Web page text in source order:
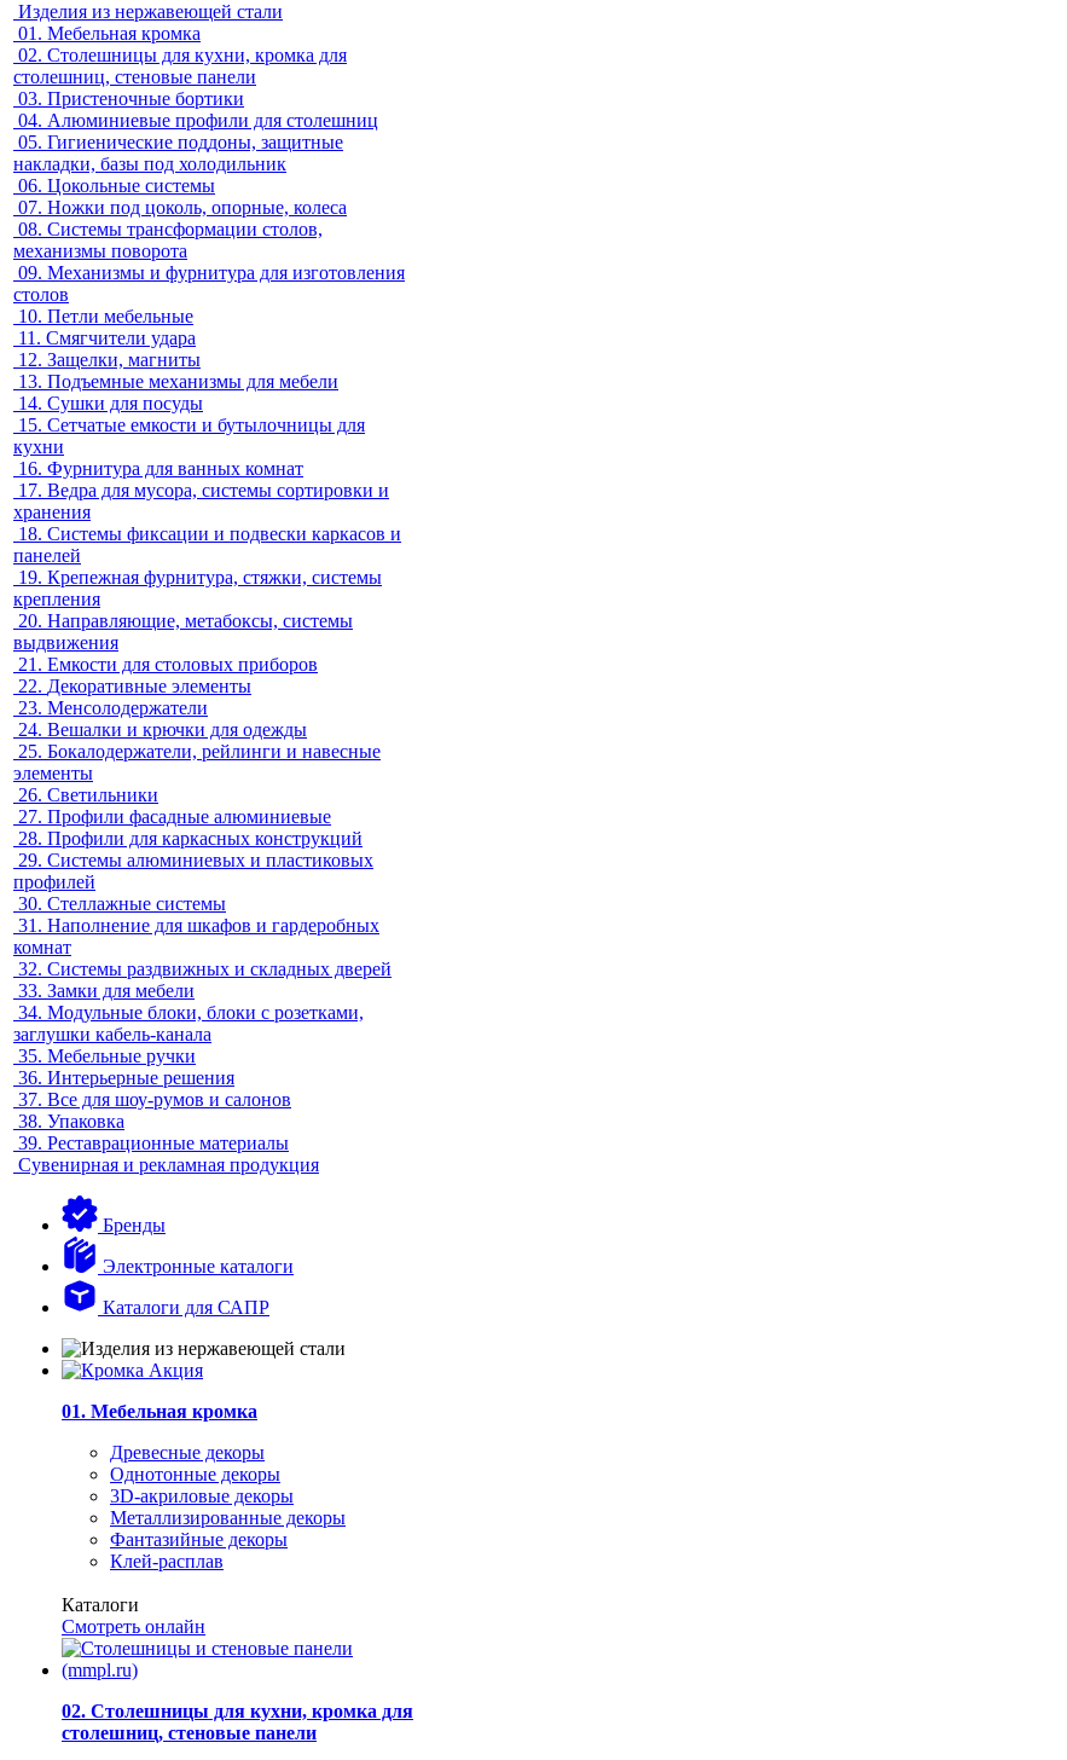
Изделия из нержавеющей стали
01. Мебельная кромка
02. Столешницы для кухни, кромка для
столешниц, стеновые панели
03. Пристеночные бортики
04. Алюминиевые профили для столешниц
05. Гигиенические поддоны, защитные
накладки, базы под холодильник
06. Цокольные системы
07. Ножки под цоколь, опорные, колеса
08. Системы трансформации столов,
механизмы поворота
09. Механизмы и фурнитура для изготовления
столов
10. Петли мебельные
11. Смягчители удара
12. Защелки, магниты
13. Подъемные механизмы для мебели
14. Сушки для посуды
15. Сетчатые емкости и бутылочницы для
кухни
16. Фурнитура для ванных комнат
17. Ведра для мусора, системы сортировки и
хранения
18. Системы фиксации и подвески каркасов и
панелей
19. Крепежная фурнитура, стяжки, системы
крепления
20. Направляющие, метабоксы, системы
выдвижения
21. Емкости для столовых приборов
22. Декоративные элементы
23. Менсолодержатели
24. Вешалки и крючки для одежды
25. Бокалодержатели, рейлинги и навесные
элементы
26. Светильники
27. Профили фасадные алюминиевые
28. Профили для каркасных конструкций
29. Системы алюминиевых и пластиковых
профилей
30. Стеллажные системы
31. Наполнение для шкафов и гардеробных
комнат
32. Системы раздвижных и складных дверей
33. Замки для мебели
34. Модульные блоки, блоки с розетками,
заглушки кабель-канала
35. Мебельные ручки
36. Интерьерные решения
37. Все для шоу-румов и салонов
38. Упаковка
39. Реставрационные материалы
Сувенирная и рекламная продукция
Бренды
Электронные каталоги
Каталоги для САПР
01. Мебельная кромка
Древесные декоры
Однотонные декоры
3D-акриловые декоры
Металлизированные декоры
Фантазийные декоры
Клей-расплав
Каталоги
Смотреть онлайн
02. Столешницы для кухни, кромка для
столешниц, стеновые панели